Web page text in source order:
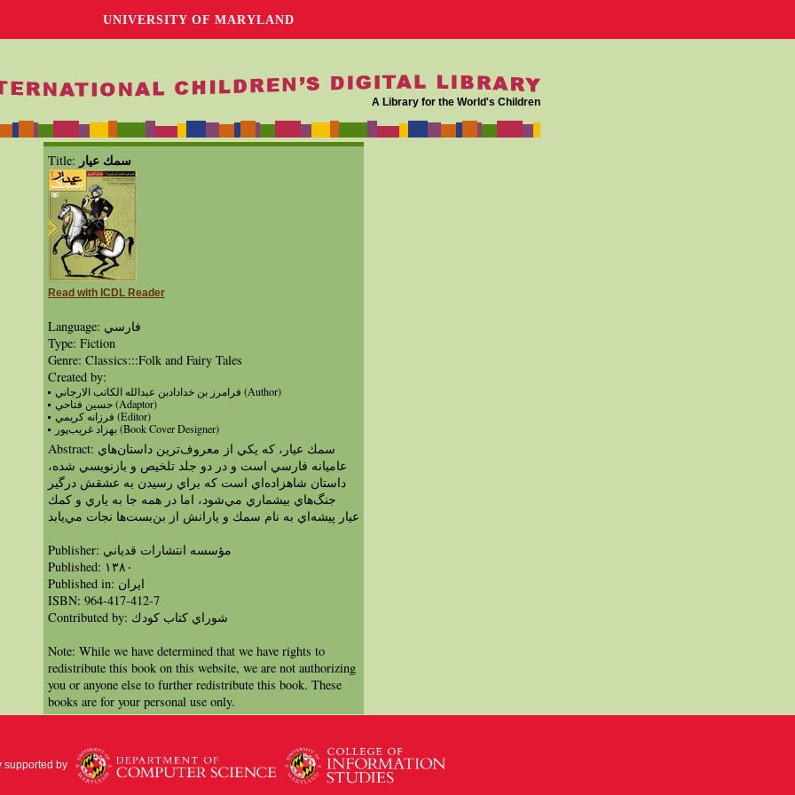
UNIVERSITY OF MARYLAND
A Library for the World's Children
Title: سمك عيار
Read with ICDL Reader
Language: فارسي
Type: Fiction
Genre: Classics:::Folk and Fairy Tales
Created by:
فرامرز بن خدادادبن عبدالله الكاتب الارجاني (Author)
حسين فتاحي (Adaptor)
فرزانه كريمي (Editor)
بهزاد غريب‌پور (Book Cover Designer)
Abstract: سمك عيار، كه يكي از معروف‌‌‌ترين داستان‌هاي
عاميانه فارسي است و در دو جلد تلخيص و بازنويسي شده،
داستان شاهزاده‌اي است كه براي رسيدن به عشقش درگير
جنگ‌هاي بيشماري مي‌شود، اما در همه جا به ياري و كمك
عيار پيشه‌اي به نام سمك و يارانش از بن‌بست‌ها نجات مي‌يابد
Publisher: مؤسسه انتشارات قدياني
Published: ١٣٨۰
Published in: ايران
ISBN: 964-417-412-7
Contributed by: شوراي كتاب كودك
Note: While we have determined that we have rights to
redistribute this book on this website, we are not authorizing
you or anyone else to further redistribute this book. These
books are for your personal use only.
supported by